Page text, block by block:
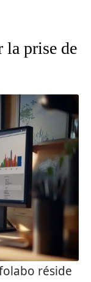
la prise de
réside